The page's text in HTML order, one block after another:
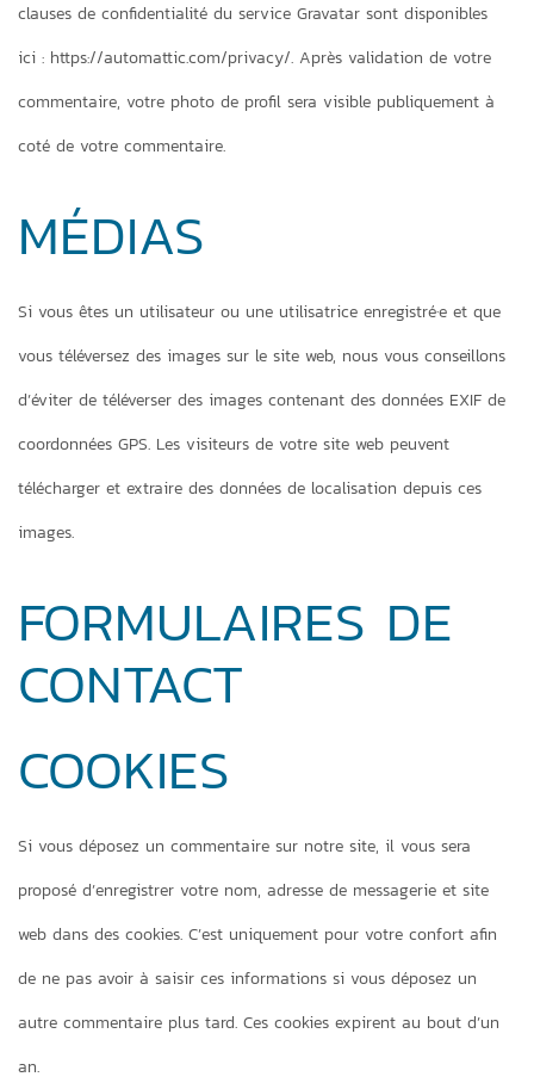
clauses de confidentialité du service Gravatar sont disponibles
ici : https://automattic.com/privacy/. Après validation de votre
commentaire, votre photo de profil sera visible publiquement à
coté de votre commentaire.
MÉDIAS
Si vous êtes un utilisateur ou une utilisatrice enregistré·e et que
vous téléversez des images sur le site web, nous vous conseillons
d’éviter de téléverser des images contenant des données EXIF de
coordonnées GPS. Les visiteurs de votre site web peuvent
télécharger et extraire des données de localisation depuis ces
images.
FORMULAIRES DE
CONTACT
COOKIES
Si vous déposez un commentaire sur notre site, il vous sera
proposé d’enregistrer votre nom, adresse de messagerie et site
web dans des cookies. C’est uniquement pour votre confort afin
de ne pas avoir à saisir ces informations si vous déposez un
autre commentaire plus tard. Ces cookies expirent au bout d’un
an.